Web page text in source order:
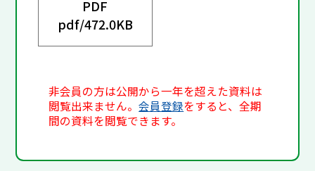
PDF
pdf/472.0KB
非会員の方は公開から一年を超えた資料は
閲覧出来ません。会員登録をすると、全期
間の資料を閲覧できます。